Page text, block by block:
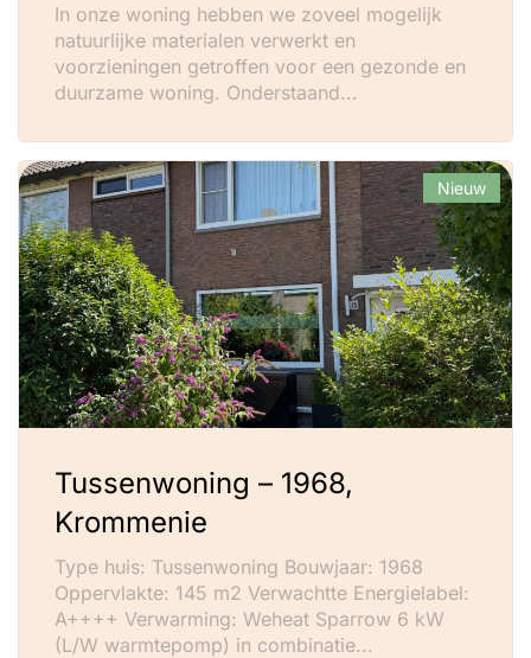
In onze woning hebben we zoveel mogelijk
natuurlijke materialen verwerkt en
voorzieningen getroffen voor een gezonde en
duurzame woning. Onderstaand...
Nieuw
Tussenwoning – 1968,
Krommenie
Type huis: Tussenwoning Bouwjaar: 1968
Oppervlakte: 145 m2 Verwachtte Energielabel:
A++++ Verwarming: Weheat Sparrow 6 kW
(L/W warmtepomp) in combinatie...